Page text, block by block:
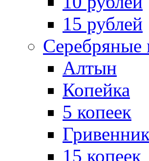
15 рублей
Серебряные
Алтын
Копейка
5 копеек
15 копеек